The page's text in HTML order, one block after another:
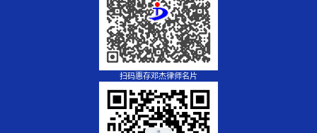
扫码惠存邓杰律师名片